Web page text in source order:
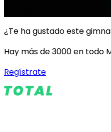
¿Te ha gustado este
Hay más de 3000 en todo
Regístrate